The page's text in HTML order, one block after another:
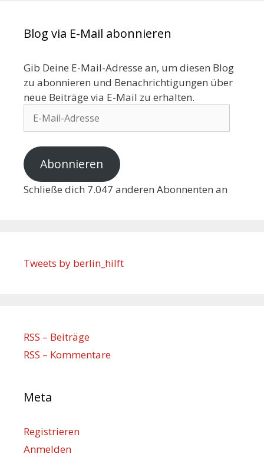
Blog via E-Mail abonnieren
Gib Deine E-Mail-Adresse an, um diesen Blog
zu abonnieren und Benachrichtigungen über
neue Beiträge via E-Mail zu erhalten.
Abonnieren
Schließe dich 7.047 anderen Abonnenten an
Tweets by berlin_hilft
RSS – Beiträge
RSS – Kommentare
Meta
Registrieren
Anmelden